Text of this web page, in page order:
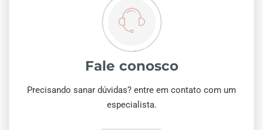
Fale conosco
Precisando sanar dúvidas? entre em contato com um
especialista.